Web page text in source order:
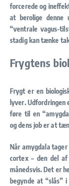
forcerede og
at berolige denne
“ventrale vagus-
stadig kan tænke
Frygtens
Frygt er en
lyver.
føre til en
og dens job er at
Når amygdala
cortex– den del af
månedsvis. Det er
begynde at